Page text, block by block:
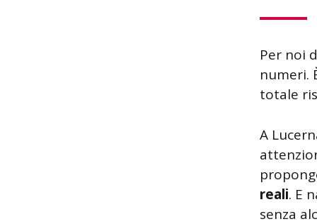
Per noi
numeri.
totale
A
reali. E
senza